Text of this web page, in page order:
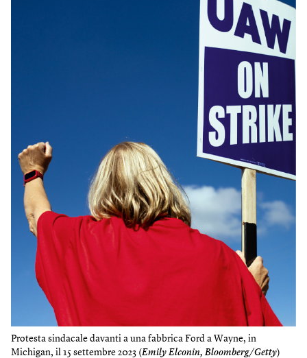
Protesta sindacale davanti a una fabbrica Ford a Wayne, in
Michigan, il 15 settembre 2023 (Emily Elconin, Bloomberg/Getty)